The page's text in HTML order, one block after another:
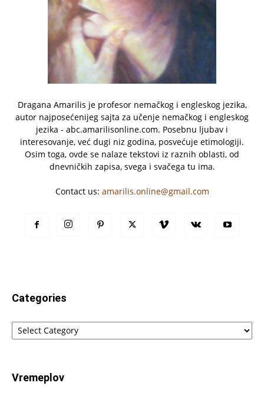
Dragana Amarilis je profesor nemačkog i engleskog jezika,
autor najposećenijeg sajta za učenje nemačkog i engleskog
jezika - abc.amarilisonline.com. Posebnu ljubav i
interesovanje, već dugi niz godina, posvećuje etimologiji.
Osim toga, ovde se nalaze tekstovi iz raznih oblasti, od
dnevničkih zapisa, svega i svačega tu ima.
Contact us: amarilis.online@gmail.com
Categories
Categories
Vremeplov